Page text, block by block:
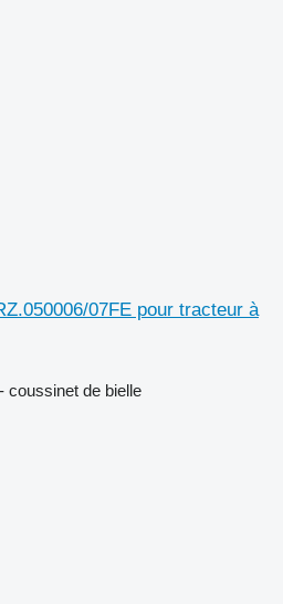
07FE pour tracteur à
coussinet de bielle